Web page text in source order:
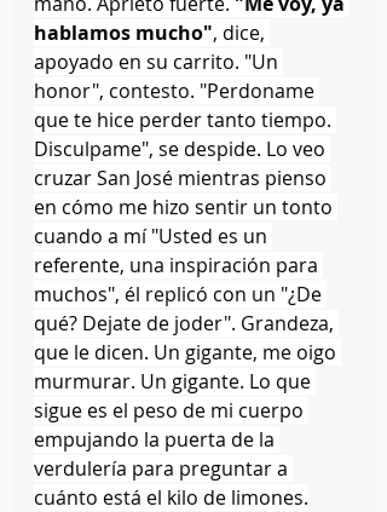
hablamos mucho", dice,
apoyado en su carrito. "Un
honor", contesto. "Perdoname
que te hice perder tanto tiempo.
Disculpame", se despide. Lo veo
cruzar San José mientras pienso
en cómo me hizo sentir un tonto
cuando a mí "Usted es un
referente, una inspiración para
muchos", él replicó con un "¿De
qué? Dejate de joder". Grandeza,
que le dicen. Un gigante, me oigo
murmurar. Un gigante. Lo que
sigue es el peso de mi cuerpo
empujando la puerta de la
verdulería para preguntar a
cuánto está el kilo de limones.